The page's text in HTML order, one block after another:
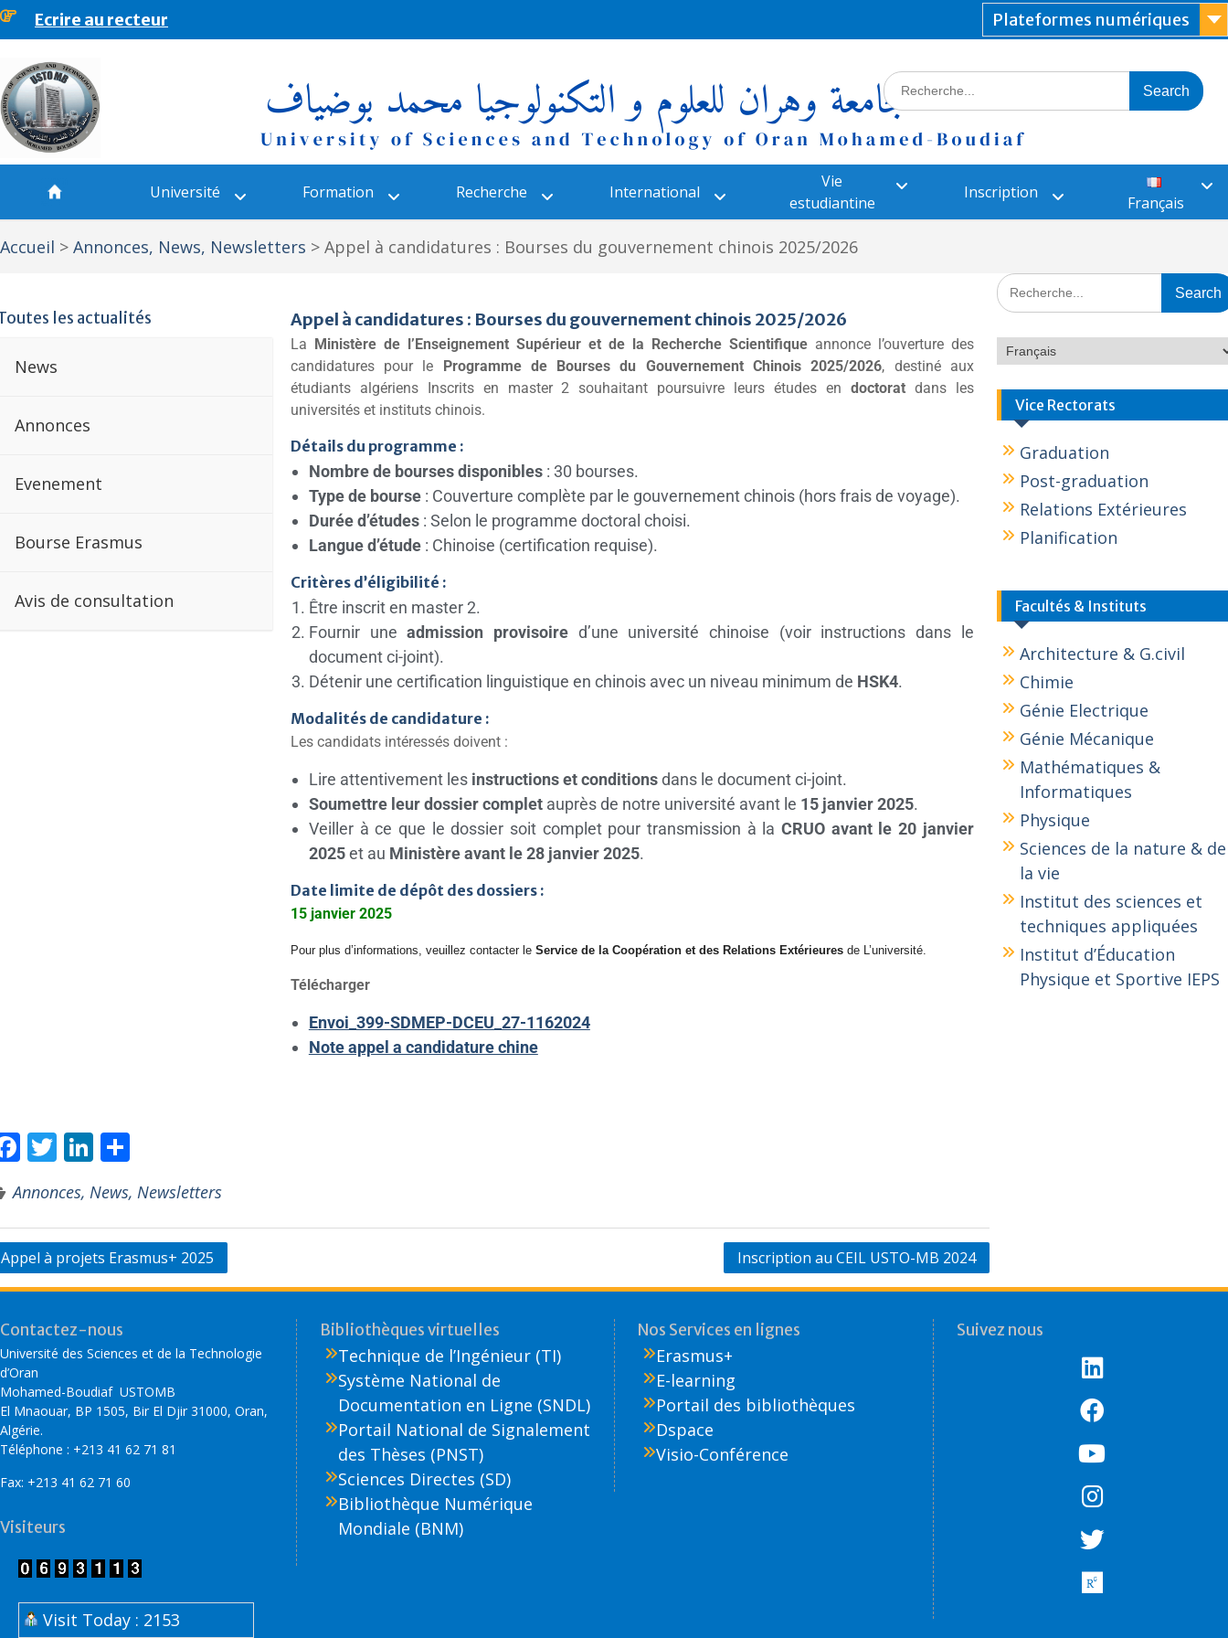
principalEcrire au recteur Plateformes numériques
Université Formation Recherche International
Vie
estudiantine
Inscription
Français
Accueil > Annonces, News, Newsletters > Appel à candidatures : Bourses du gouvernement chinois 2025/2026
les actualités
News
Annonces
Evenement
Bourse Erasmus
Avis de consultation
Appel à candidatures : Bourses du gouvernement chinois 2025/2026
La Ministère de l’Enseignement Supérieur et de la Recherche Scientifiqueannonce l’ouverture des
candidatures pour le Programme de Bourses du Gouvernement Chinois 2025/2026, destiné aux
étudiants algériens Inscrits en master 2 souhaitant poursuivre leurs études en doctorat dans les
universités et instituts chinois.
Détails du programme :
Nombre de bourses disponibles: 30 bourses.
Type de bourse: Couverture complète par le gouvernement chinois (hors frais de voyage).
Durée d’études: Selon le programme doctoral choisi.
Langue d’étude: Chinoise (certification requise).
Critères d’éligibilité :
Être inscrit en master 2.
Fournir uneadmission provisoired’une université chinoise (voir instructions dans le
document ci-joint).
Détenir une certification linguistique en chinois avec un niveau minimum de HSK4.
Modalités de candidature :
Les candidats intéressés doivent :
Lire attentivement les instructions et conditionsdans le document ci-joint.
Soumettre leur dossier completauprès de notre université avant le 15 janvier 2025.
Veiller à ce que le dossier soit complet pour transmission à laCRUO avant le 20 janvier
2025et au Ministère avant le 28 janvier 2025.
Date limite de dépôt des dossiers :
15 janvier 2025
Pour plus d’informations, veuillez contacter le Service de la Coopération et des Relations Extérieuresde L’université.
Télécharger
Envoi_399-SDMEP-DCEU_27-1162024
Note appel a candidature chine
F
e
b
o
o
k
T
itt
er
Li
n
k
e
dI
n
ar
ta
g
er
Annonces, News, Newsletters
Appel à projets Erasmus+ 2025 Inscription au CEIL USTO-MB 2024
Vice Rectorats
Graduation
Post-graduation
Relations Extérieures
Planification
Facultés & Instituts
Architecture & G.civil
Chimie
Génie Electrique
Génie Mécanique
Mathématiques &
Informatiques
Physique
Sciences de la nature & de
la vie
Institut des sciences et
techniques appliquées
Institut d’Éducation
Physique et Sportive IEPS
Contactez-nous
Université des Sciences et de la Technologie
d’Oran
Mohamed-Boudiaf USTOMB
El Mnaouar, BP 1505, Bir El Djir 31000, Oran,
Algérie.
Téléphone : +213 41 62 71 81
Fax: +213 41 62 71 60
Visiteurs
Visit Today : 2153
Bibliothèques virtuelles
Technique de l’Ingénieur (TI)
Système National de
Documentation en Ligne (SNDL)
Portail National de Signalement
des Thèses (PNST)
Sciences Directes (SD)
Bibliothèque Numérique
Mondiale (BNM)
Nos Services en lignes
Erasmus+
E-learning
Portail des bibliothèques
Dspace
Visio-Conférence
Suivez nous